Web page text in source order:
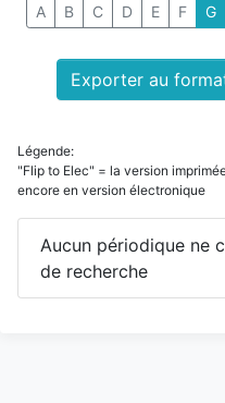
A B C D E F G
Exporter au
Légende:
"Flip to Elec" = la version
encore en version électronique
Aucun périodique ne
de recherche